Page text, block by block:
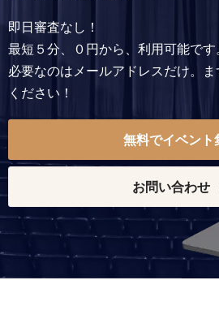
即日審査なし！
最短５分、０円から、利用可能です
必要なのはメールアドレスだけ。
ください！
無料でイベント
お問い合わせ